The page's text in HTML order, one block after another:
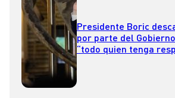
Presidente Boric
por parte del
“todo quien tenga